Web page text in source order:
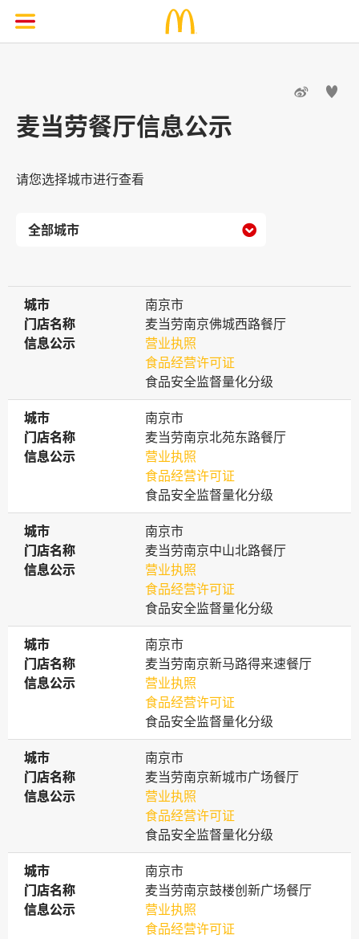
 
麦当劳餐厅信息公示
请您选择城市进行查看

城市
城市
南京市
门店名称
门店名称
麦当劳南京佛城西路餐厅
信息公示
信息公示
营业执照
食品经营许可证
食品安全监督量化分级
城市
城市
南京市
门店名称
门店名称
麦当劳南京北苑东路餐厅
信息公示
信息公示
营业执照
食品经营许可证
食品安全监督量化分级
城市
城市
南京市
门店名称
门店名称
麦当劳南京中山北路餐厅
信息公示
信息公示
营业执照
食品经营许可证
食品安全监督量化分级
城市
城市
南京市
门店名称
门店名称
麦当劳南京新马路得来速餐厅
信息公示
信息公示
营业执照
食品经营许可证
食品安全监督量化分级
城市
城市
南京市
门店名称
门店名称
麦当劳南京新城市广场餐厅
信息公示
信息公示
营业执照
食品经营许可证
食品安全监督量化分级
城市
城市
南京市
门店名称
门店名称
麦当劳南京鼓楼创新广场餐厅
信息公示
信息公示
营业执照
食品经营许可证